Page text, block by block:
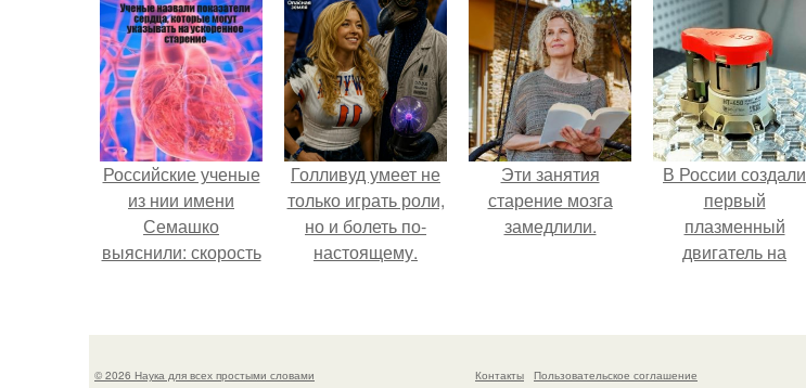
Российские ученые
из нии имени
Семашко
выяснили: скорость
состояния сосудов
Голливуд умеет не
только играть роли,
но и болеть по-
настоящему.
Эти занятия
старение мозга
замедлили.
В России создали
первый
плазменный
двигатель на
© 2026 Наука для всех простыми словами Контакты Пользовательское соглашение